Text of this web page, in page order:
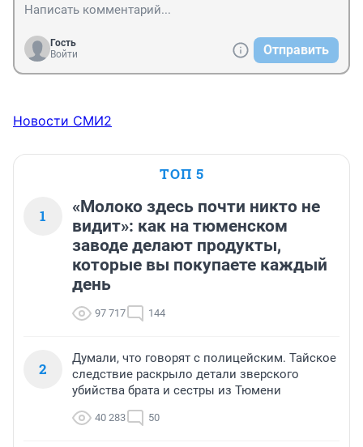
Гость
Войти
Отправить
Новости СМИ2
ТОП 5
1
«Молоко здесь почти никто не
видит»: как на тюменском
заводе делают продукты,
которые вы покупаете каждый
день
97 717 144
2
Думали, что говорят с полицейским. Тайское
следствие раскрыло детали зверского
убийства брата и сестры из Тюмени
40 283 50